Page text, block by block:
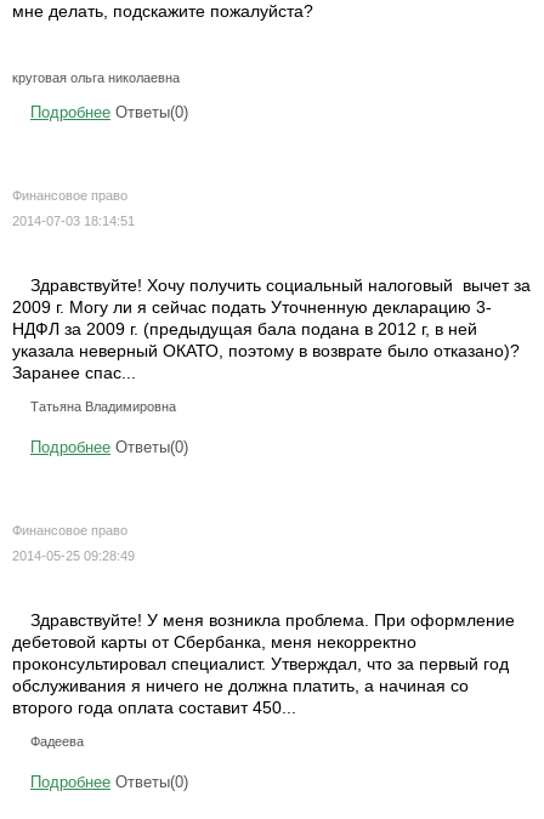
мне делать, подскажите пожалуйста?
круговая ольга николаевна
Подробнее Ответы(0)
Финансовое право
2014-07-03 18:14:51
Здравствуйте! Хочу получить социальный налоговый вычет за
2009 г. Могу ли я сейчас подать Уточненную декларацию 3-
НДФЛ за 2009 г. (предыдущая бала подана в 2012 г, в ней
указала неверный ОКАТО, поэтому в возврате было отказано)?
Заранее спас...
Татьяна Владимировна
Подробнее Ответы(0)
Финансовое право
2014-05-25 09:28:49
Здравствуйте! У меня возникла проблема. При оформление
дебетовой карты от Сбербанка, меня некорректно
проконсультировал специалист. Утверждал, что за первый год
обслуживания я ничего не должна платить, а начиная со
второго года оплата составит 450...
Фадеева
Подробнее Ответы(0)